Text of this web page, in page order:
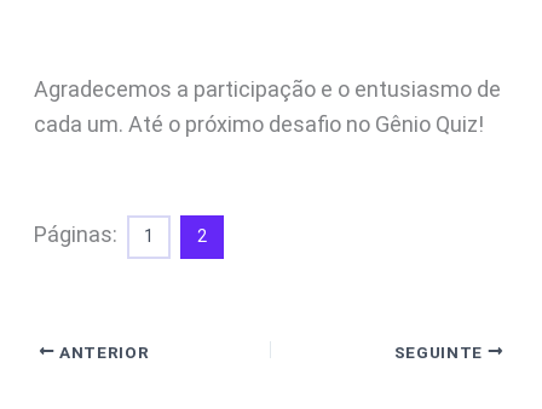
Agradecemos a participação e o entusiasmo de
cada um. Até o próximo desafio no Gênio Quiz!
Páginas: 1 2
ANTERIOR SEGUINTE